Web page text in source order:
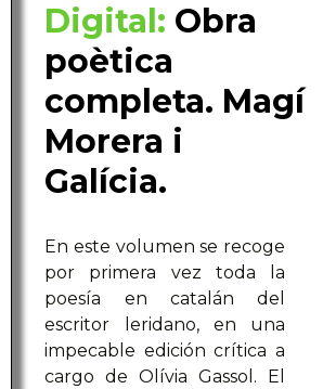
Digital: Obra
poètica
completa. Magí
Morera i
Galícia.
En este volumen se recoge
por primera vez toda la
poesía en catalán del
escritor leridano, en una
impecable edición crítica a
cargo de Olívia Gassol. El